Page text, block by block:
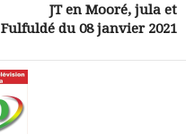
JT en Mooré, jula et
Fulfuldé du 08 janvier 2021